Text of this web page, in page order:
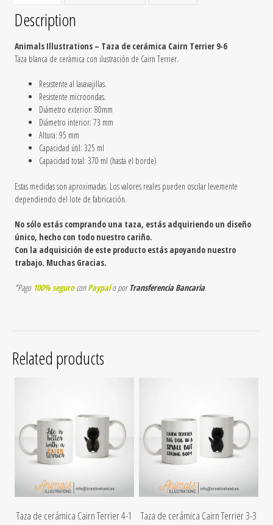
Description
Animals Illustrations – Taza de cerámica Cairn Terrier 9-6
Taza blanca de cerámica con ilustración de Cairn Terrier.
Resistente al lavavajillas.
Resistente microondas.
Diámetro exterior: 80mm
Diámetro interior: 73 mm
Altura: 95 mm
Capacidad útil: 325 ml
Capacidad total: 370 ml (hasta el borde)
Estas medidas son aproximadas. Los valores reales pueden oscilar levemente
dependiendo del lote de fabricación.
No sólo estás comprando una taza, estás adquiriendo un diseño
único, hecho con todo nuestro cariño.
Con la adquisición de este producto estás apoyando nuestro
trabajo. Muchas Gracias.
*Pago 100% seguroconPaypalo porTransferencia Bancaria.
Related products
Taza de cerámica Cairn Terrier 4-1 Taza de cerámica Cairn Terrier 3-3